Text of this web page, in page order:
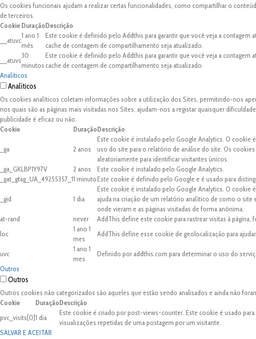
Os cookies funcionais ajudam a realizar certas funcionalidades, como compartilhar o
de terceiros.
Cookie DuraçãoDescrição
__atuvc
1 ano 1
mês
Este cookie é definido pelo Addthis para garantir que você veja a contagem
cache de contagem de compartilhamento seja atualizado.
__atuvs
30
minutos
Este cookie é definido pelo Addthis para garantir que você veja a contagem
cache de contagem de compartilhamento seja atualizado.
Analíticos
Analíticos
Os cookies analíticos coletam informações sobre a utilização dos Sites, permitindo-nos
nos quais são as páginas mais visitadas nos Sites, ajudam-nos a registar quaisquer
publicidade é eficaz ou não.
Cookie
DuraçãoDescrição
_ga 2 anos
Este cookie é instalado pelo Google Analytics. O cookie
uso do site para o relatório de análise do site. Os
aleatoriamente para identificar visitantes únicos.
_ga_GKLBP1Y97V
2 anos
Este cookie é instalado pelo Google Analytics.
_gat_gtag_UA_49255357_11 minutoEste cookie é definido pelo Google e é usado para
_gid 1 dia
Este cookie é instalado pelo Google Analytics. O cookie
ajuda na criação de um relatório analítico de como o
onde vieram e as páginas visitadas de forma anônima.
at-rand
never
AddThis define este cookie para rastrear visitas à
loc
1 ano 1
mes
AddThis define esse cookie de geolocalização para
uvc
1 ano 1
mes
Definido por addthis.com para determinar o uso do
Outros
Outros
Outros cookies não categorizados são aqueles que estão sendo analisados e ainda não
Cookie
DuraçãoDescrição
pvc_visits[0]1 dia
Este cookie é criado por post-views-counter. Este cookie é usado
visualizações repetidas de uma postagem por um visitante.
SALVAR E ACEITAR